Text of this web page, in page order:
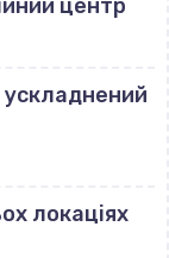
центр
локаціях